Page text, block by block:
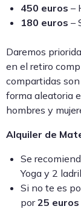
450 euros –
180 euros –
Daremos
en el retiro
compartidas
forma aleatoria
hombres y
Alquiler de
Se
Yoga y 2
Si no te es
por25 euros